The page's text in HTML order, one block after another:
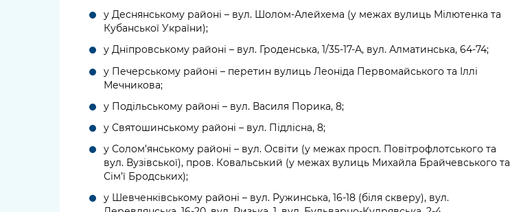
у Деснянському районі – вул. Шолом-Алейхема (у межах вулиць Мілютенка та
Кубанської України);
у Дніпровському районі – вул. Гроденська, 1/35-17-А, вул. Алматинська, 64-74;
у Печерському районі – перетин вулиць Леоніда Первомайського та Іллі
Мечникова;
у Подільському районі – вул. Василя Порика, 8;
у Святошинському районі – вул. Підлісна, 8;
у Солом’янському районі – вул. Освіти (у межах просп. Повітрофлотського та
вул. Вузівської), пров. Ковальський (у межах вулиць Михайла Брайчевського та
Сім’ї Бродських);
у Шевченківському районі – вул. Ружинська, 16-18 (біля скверу), вул.